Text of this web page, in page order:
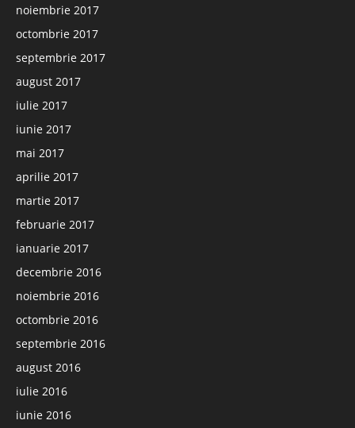
noiembrie 2017
octombrie 2017
septembrie 2017
august 2017
iulie 2017
iunie 2017
mai 2017
aprilie 2017
martie 2017
februarie 2017
ianuarie 2017
decembrie 2016
noiembrie 2016
octombrie 2016
septembrie 2016
august 2016
iulie 2016
iunie 2016